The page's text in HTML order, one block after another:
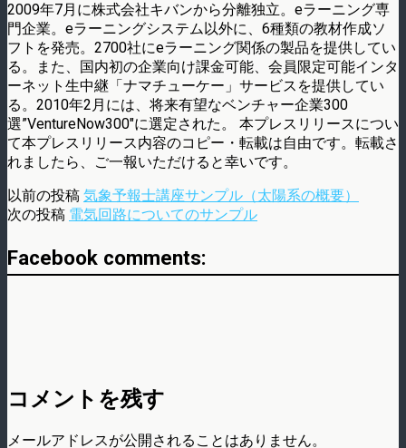
2009年7月に株式会社キバンから分離独立。eラーニング専
門企業。eラーニングシステム以外に、6種類の教材作成ソ
フトを発売。2700社にeラーニング関係の製品を提供してい
る。また、国内初の企業向け課金可能、会員限定可能インタ
ーネット生中継「ナマチューケー」サービスを提供してい
る。2010年2月には、将来有望なベンチャー企業300
選”VentureNow300″に選定された。 本プレスリリースについ
て本プレスリリース内容のコピー・転載は自由です。転載さ
れましたら、ご一報いただけると幸いです。
以前の投稿 気象予報士講座サンプル（太陽系の概要）
次の投稿 電気回路についてのサンプル
Facebook comments:
コメントを残す
メールアドレスが公開されることはありません。